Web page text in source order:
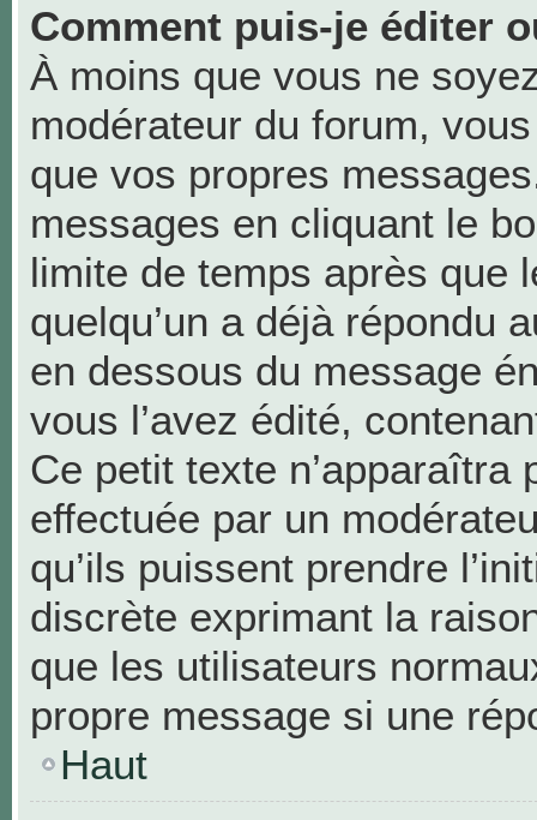
Comment puis-je éditer
À moins que vous ne
modérateur du forum,
que vos propres
messages en cliquant le
limite de temps après que
quelqu’un a déjà répondu
en dessous du message
vous l’avez édité,
Ce petit texte n’apparaîtra
effectuée par un
qu’ils puissent prendre
discrète exprimant la
que les utilisateurs
propre message si une
Haut